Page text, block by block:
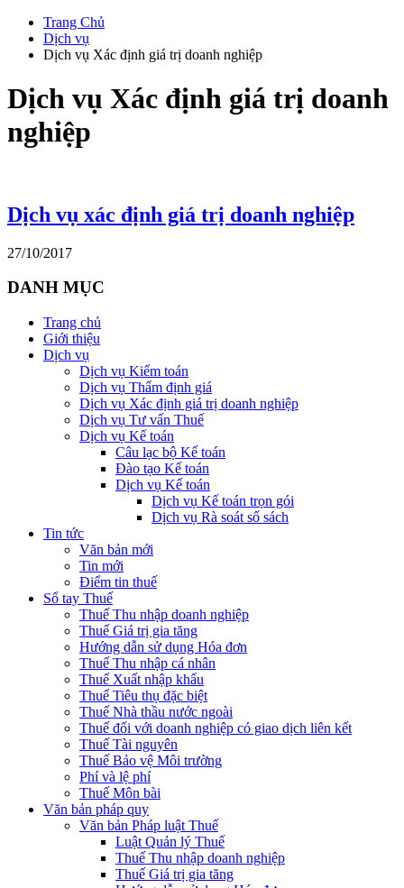
Trang Chủ
Dịch vụ
Dịch vụ Xác định giá trị doanh nghiệp
Dịch vụ Xác định giá trị doanh
nghiệp
Dịch vụ xác định giá trị doanh nghiệp
27/10/2017
DANH MỤC
Trang chủ
Giới thiệu
Dịch vụ
Dịch vụ Kiểm toán
Dịch vụ Thẩm định giá
Dịch vụ Xác định giá trị doanh nghiệp
Dịch vụ Tư vấn Thuế
Dịch vụ Kế toán
Câu lạc bộ Kế toán
Đào tạo Kế toán
Dịch vụ Kế toán
Dịch vụ Kế toán trọn gói
Dịch vụ Rà soát sổ sách
Tin tức
Văn bản mới
Tin mới
Điểm tin thuế
Sổ tay Thuế
Thuế Thu nhập doanh nghiệp
Thuế Giá trị gia tăng
Hướng dẫn sử dụng Hóa đơn
Thuế Thu nhập cá nhân
Thuế Xuất nhập khẩu
Thuế Tiêu thụ đặc biệt
Thuế Nhà thầu nước ngoài
Thuế đối với doanh nghiệp có giao dịch liên kết
Thuế Tài nguyên
Thuế Bảo vệ Môi trường
Phí và lệ phí
Thuế Môn bài
Văn bản pháp quy
Văn bản Pháp luật Thuế
Luật Quản lý Thuế
Thuế Thu nhập doanh nghiệp
Thuế Giá trị gia tăng